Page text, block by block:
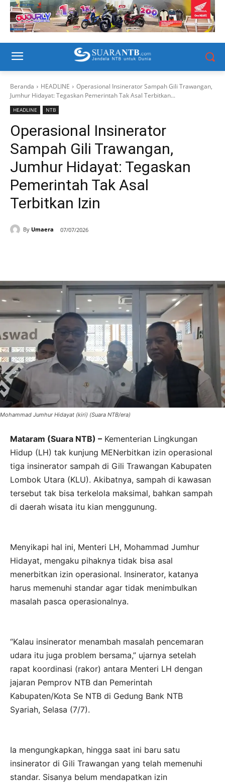
Beranda HEADLINE
Operasional Insinerator Sampah Gili Trawangan,
Jumhur Hidayat: Tegaskan Pemerintah Tak Asal Terbitkan...
HEADLINE NTB
Operasional Insinerator
Sampah Gili Trawangan,
Jumhur Hidayat: Tegaskan
Pemerintah Tak Asal
Terbitkan Izin
By Umaera 07/07/2026
Mohammad Jumhur Hidayat (kiri) (Suara NTB/era)
Mataram (Suara NTB) – Kementerian Lingkungan
Hidup (LH) tak kunjung MENerbitkan izin operasional
tiga insinerator sampah di Gili Trawangan Kabupaten
Lombok Utara (KLU). Akibatnya, sampah di kawasan
tersebut tak bisa terkelola maksimal, bahkan sampah
di daerah wisata itu kian menggunung.
Menyikapi hal ini, Menteri LH, Mohammad Jumhur
Hidayat, mengaku pihaknya tidak bisa asal
menerbitkan izin operasional. Insinerator, katanya
harus memenuhi standar agar tidak menimbulkan
masalah pasca operasionalnya.
“Kalau insinerator menambah masalah pencemaran
udara itu juga problem bersama,” ujarnya setelah
rapat koordinasi (rakor) antara Menteri LH dengan
jajaran Pemprov NTB dan Pemerintah
Kabupaten/Kota Se NTB di Gedung Bank NTB
Syariah, Selasa (7/7).
Ia mengungkapkan, hingga saat ini baru satu
insinerator di Gili Trawangan yang telah memenuhi
standar. Sisanya belum mendapatkan izin